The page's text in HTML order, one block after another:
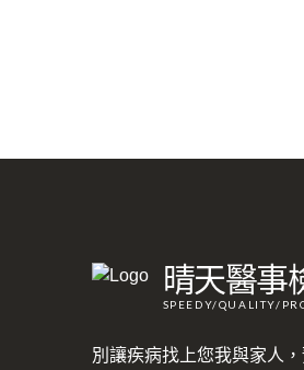
晴天醫事
SPEEDY/QUALITY/
別讓疾病找上您我與家人